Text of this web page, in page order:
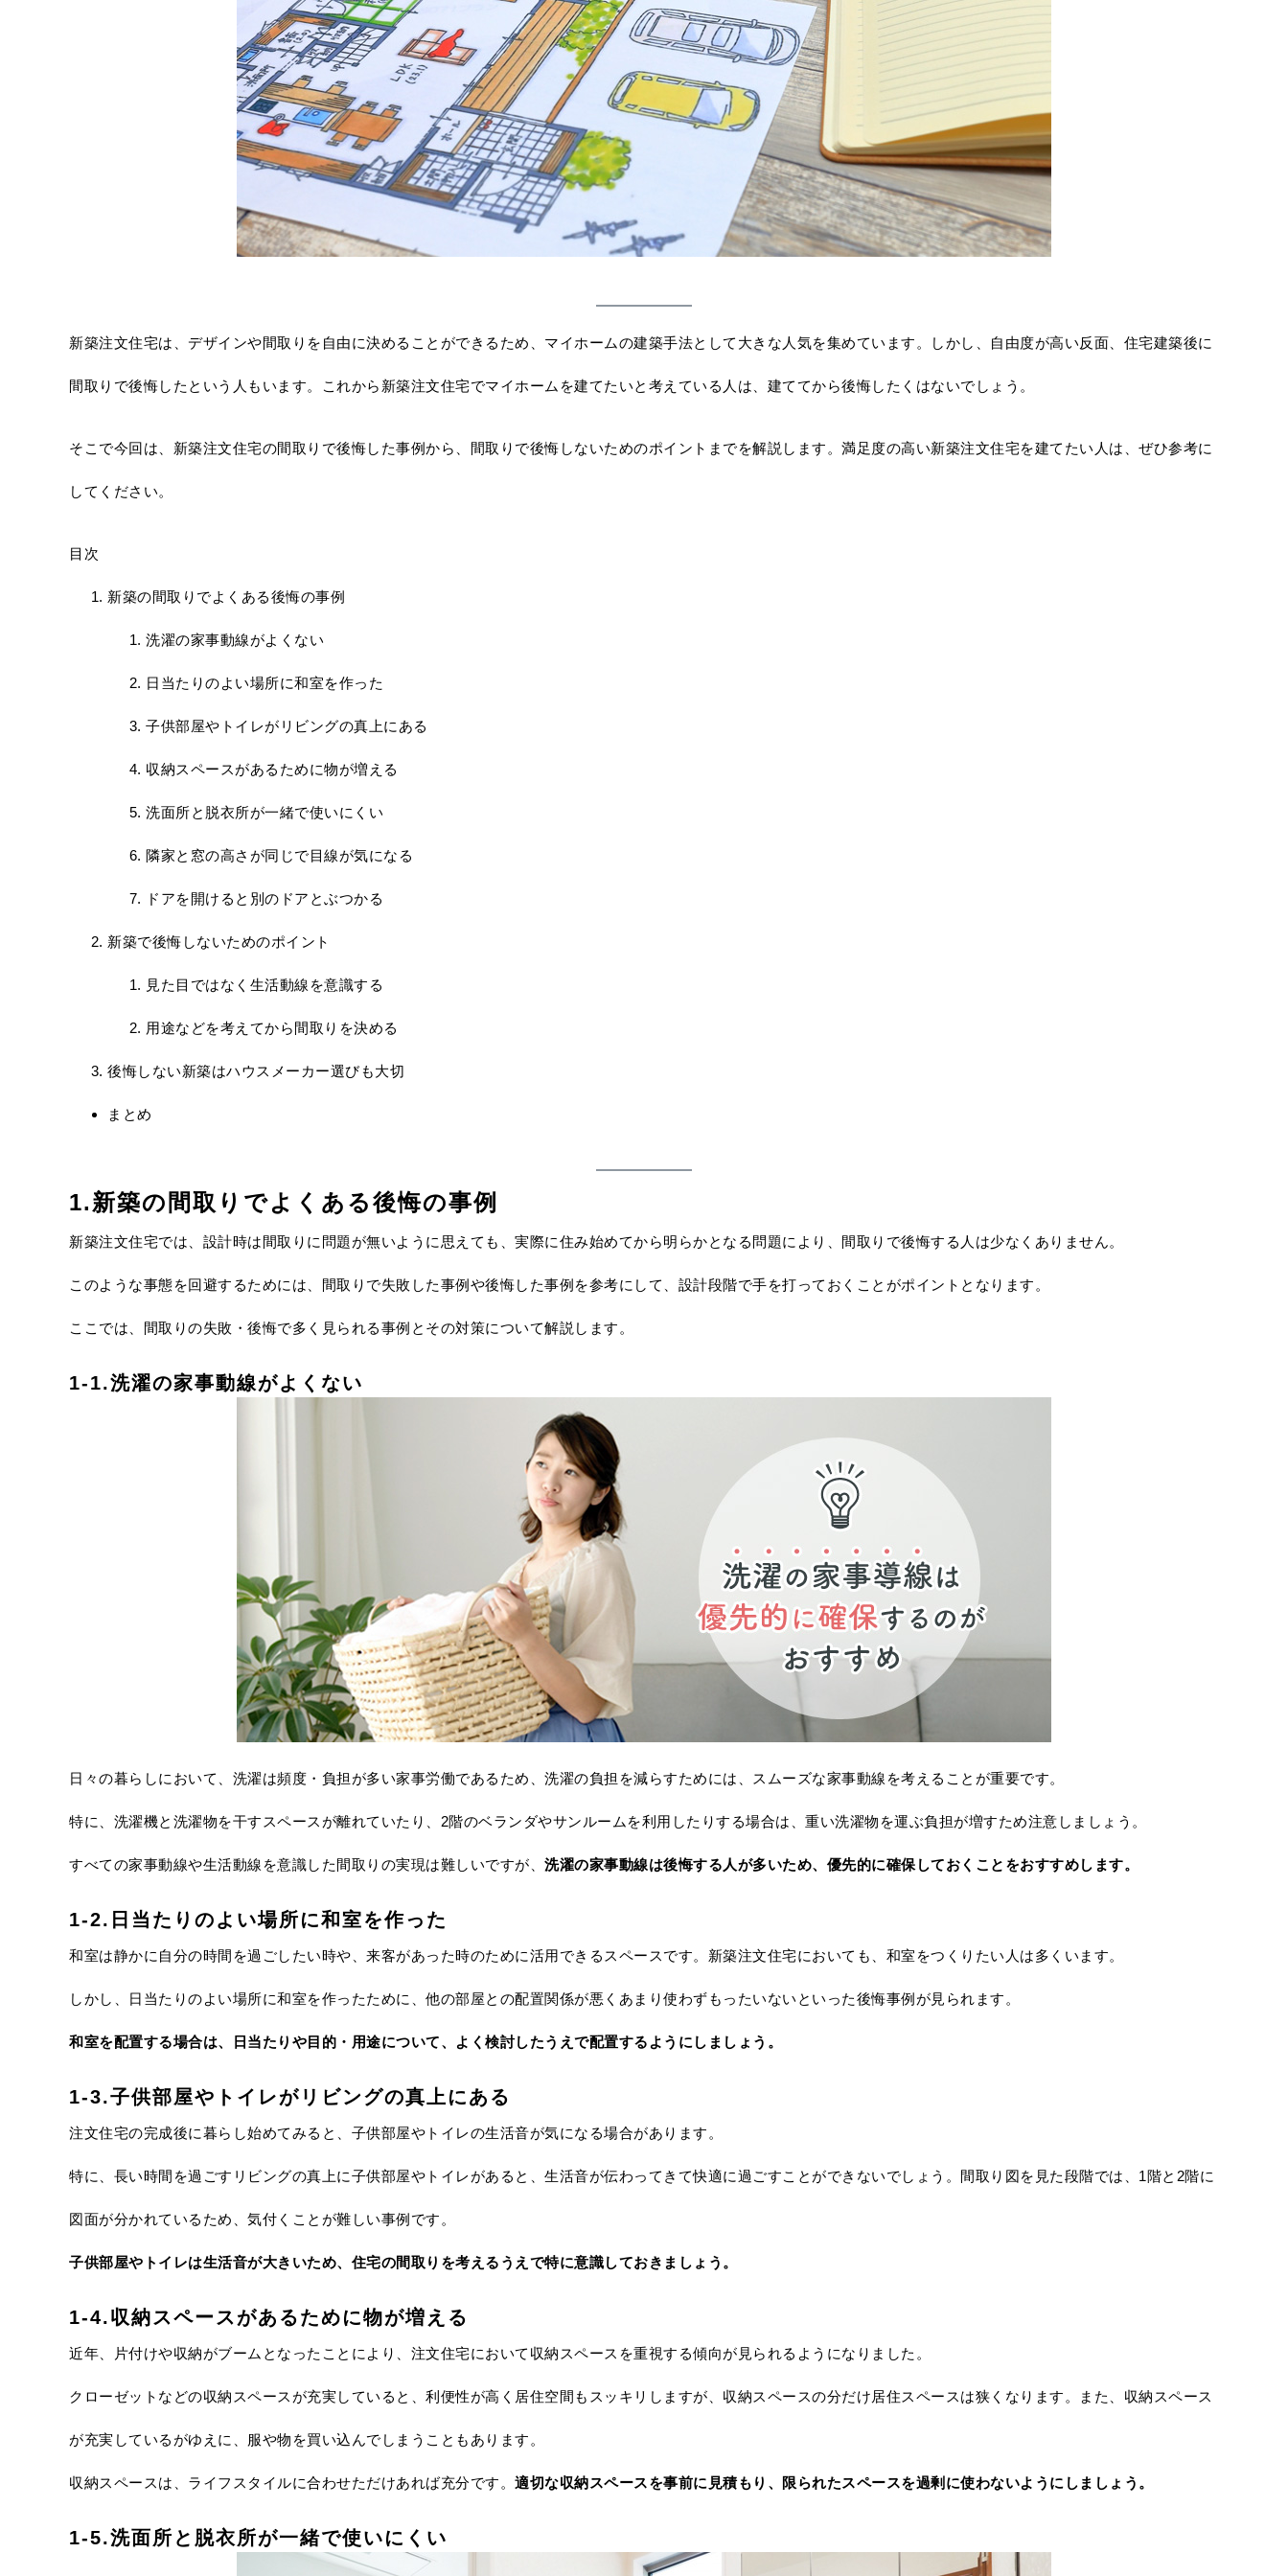
新築注文住宅は、デザインや間取りを自由に決めることができるため、マイホームの建築手法として大きな人気を集めています。しかし、自由度が高い反面、住宅建築後に
間取りで後悔したという人もいます。これから新築注文住宅でマイホームを建てたいと考えている人は、建ててから後悔したくはないでしょう。
そこで今回は、新築注文住宅の間取りで後悔した事例から、間取りで後悔しないためのポイントまでを解説します。満足度の高い新築注文住宅を建てたい人は、ぜひ参考に
してください。
目次
新築の間取りでよくある後悔の事例
洗濯の家事動線がよくない
日当たりのよい場所に和室を作った
子供部屋やトイレがリビングの真上にある
収納スペースがあるために物が増える
洗面所と脱衣所が一緒で使いにくい
隣家と窓の高さが同じで目線が気になる
ドアを開けると別のドアとぶつかる
新築で後悔しないためのポイント
見た目ではなく生活動線を意識する
用途などを考えてから間取りを決める
後悔しない新築はハウスメーカー選びも大切
まとめ
1.新築の間取りでよくある後悔の事例
新築注文住宅では、設計時は間取りに問題が無いように思えても、実際に住み始めてから明らかとなる問題により、間取りで後悔する人は少なくありません。
このような事態を回避するためには、間取りで失敗した事例や後悔した事例を参考にして、設計段階で手を打っておくことがポイントとなります。
ここでは、間取りの失敗・後悔で多く見られる事例とその対策について解説します。
1-1.洗濯の家事動線がよくない
日々の暮らしにおいて、洗濯は頻度・負担が多い家事労働であるため、洗濯の負担を減らすためには、スムーズな家事動線を考えることが重要です。
特に、洗濯機と洗濯物を干すスペースが離れていたり、2階のベランダやサンルームを利用したりする場合は、重い洗濯物を運ぶ負担が増すため注意しましょう。
すべての家事動線や生活動線を意識した間取りの実現は難しいですが、 洗濯の家事動線は後悔する人が多いため、優先的に確保しておくことをおすすめします。
1-2.日当たりのよい場所に和室を作った
和室は静かに自分の時間を過ごしたい時や、来客があった時のために活用できるスペースです。新築注文住宅においても、和室をつくりたい人は多くいます。
しかし、日当たりのよい場所に和室を作ったために、他の部屋との配置関係が悪くあまり使わずもったいないといった後悔事例が見られます。
和室を配置する場合は、日当たりや目的・用途について、よく検討したうえで配置するようにしましょう。
1-3.子供部屋やトイレがリビングの真上にある
注文住宅の完成後に暮らし始めてみると、子供部屋やトイレの生活音が気になる場合があります。
特に、長い時間を過ごすリビングの真上に子供部屋やトイレがあると、生活音が伝わってきて快適に過ごすことができないでしょう。間取り図を見た段階では、1階と2階に
図面が分かれているため、気付くことが難しい事例です。
子供部屋やトイレは生活音が大きいため、住宅の間取りを考えるうえで特に意識しておきましょう。
1-4.収納スペースがあるために物が増える
近年、片付けや収納がブームとなったことにより、注文住宅において収納スペースを重視する傾向が見られるようになりました。
クローゼットなどの収納スペースが充実していると、利便性が高く居住空間もスッキリしますが、収納スペースの分だけ居住スペースは狭くなります。また、収納スペース
が充実しているがゆえに、服や物を買い込んでしまうこともあります。
収納スペースは、ライフスタイルに合わせただけあれば充分です。 適切な収納スペースを事前に見積もり、限られたスペースを過剰に使わないようにしましょう。
1-5.洗面所と脱衣所が一緒で使いにくい